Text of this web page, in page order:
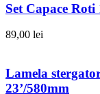
Set Capace
89,00 lei
Lamela
23’/580mm